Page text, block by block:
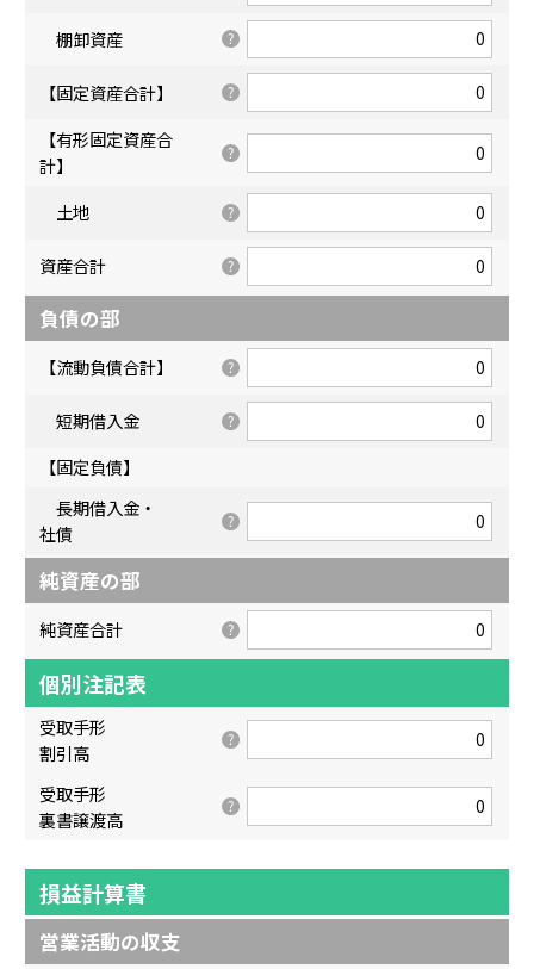
棚卸資産
【固定資産合計】
【有形固定資産合
計】
土地
資産合計
負債の部
【流動負債合計】
短期借入金
【固定負債】
長期借入金・
社債
純資産の部
純資産合計
個別注記表
受取手形
割引高
受取手形
裏書譲渡高
損益計算書
営業活動の収支